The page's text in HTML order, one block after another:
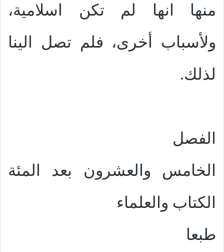
منها انها لم تكن اسلامية،
ولأسباب أخرى، فلم تصل الينا
لذلك.
الفصل
الخامس والعشرون بعد المئة
الكتاب والعلماء
طبعا